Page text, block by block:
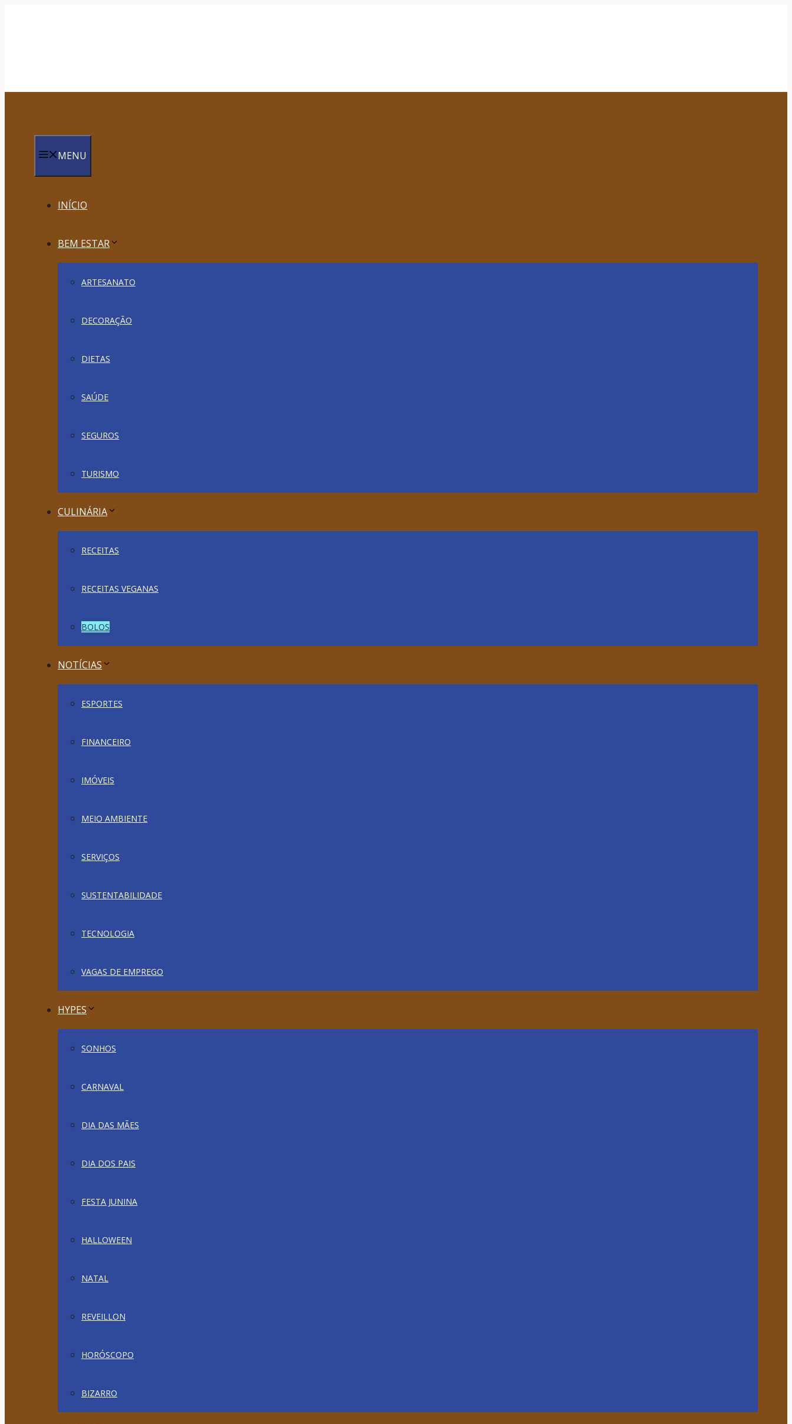
MENU
INÍCIO
BEM ESTAR
ARTESANATO
DECORAÇÃO
DIETAS
SAÚDE
SEGUROS
TURISMO
CULINÁRIA
RECEITAS
RECEITAS VEGANAS
BOLOS
NOTÍCIAS
ESPORTES
FINANCEIRO
IMÓVEIS
MEIO AMBIENTE
SERVIÇOS
SUSTENTABILIDADE
TECNOLOGIA
VAGAS DE EMPREGO
HYPES
SONHOS
CARNAVAL
DIA DAS MÃES
DIA DOS PAIS
FESTA JUNINA
HALLOWEEN
NATAL
REVEILLON
HORÓSCOPO
BIZARRO